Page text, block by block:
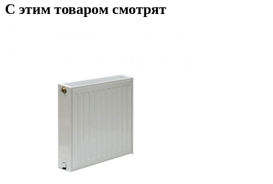
С этим товаром смотрят